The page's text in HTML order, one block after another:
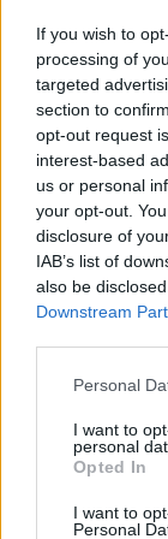
If you wish to
processing of
targeted
section to
opt-out request
interest-based
us or personal
your opt-out.
disclosure of
IAB’s list of
also be
Downstream
Personal
I want to
personal
Opted In
I want to
Personal
bis
SERIE
18:05
SERIE
17:55
bis
18:25
SERIE